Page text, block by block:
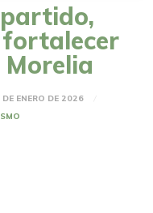
DE ENERO DE 2026